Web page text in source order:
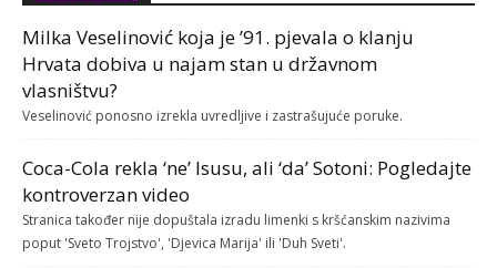
Milka Veselinović koja je ’91. pjevala o klanju
Hrvata dobiva u najam stan u državnom
vlasništvu?
Veselinović ponosno izrekla uvredljive i zastrašujuće poruke.
Coca-Cola rekla ‘ne’ Isusu, ali ‘da’ Sotoni: Pogledajte
kontroverzan video
Stranica također nije dopuštala izradu limenki s kršćanskim nazivima
poput 'Sveto Trojstvo', 'Djevica Marija' ili 'Duh Sveti'.